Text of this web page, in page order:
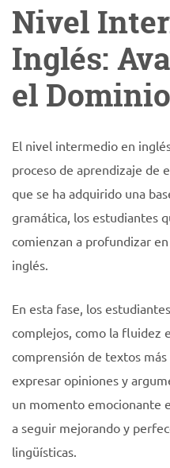
Nivel
Inglés:
el
El nivel intermedio en
proceso de aprendizaje de
que se ha adquirido una
gramática, los estudiantes
comienzan a profundizar
inglés.
En esta fase, los
complejos, como la fluidez
comprensión de textos más
expresar opiniones y
un momento emocionante
a seguir mejorando y
lingüísticas.